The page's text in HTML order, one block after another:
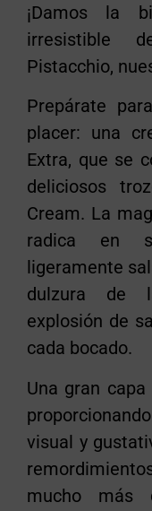
¡Damos la
irresistible
Pistacchio,
Prepárate
placer: una
Extra, que se
deliciosos
Cream. La
radica en
ligeramente
dulzura de
explosión de
cada bocado.
Una gran
visual y
mucho más